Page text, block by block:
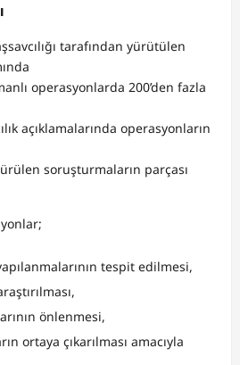
tarafından yürütülen
operasyonlarda 200’den fazla
açıklamalarında operasyonların
soruşturmaların parçası
tespit edilmesi,
önlenmesi,
ortaya çıkarılması amacıyla